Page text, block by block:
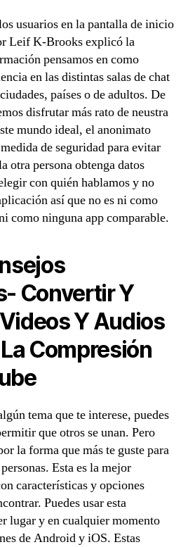
usuarios en la pantalla de inicio
Leif K-Brooks explicó la
pensamos en como
en las distintas salas de chat
países o de adultos. De
disfrutar más rato de neustra
mundo ideal, el anonimato
de seguridad para evitar
otra persona obtenga datos
con quién hablamos y no
así que no es ni como
como ninguna app comparable.
Convertir Y
Y Audios
Compresión
tema que te interese, puedes
que otros se unan. Pero
la forma que más te guste para
Esta es la mejor
características y opciones
Puedes usar esta
lugar y en cualquier momento
de Android y iOS. Estas